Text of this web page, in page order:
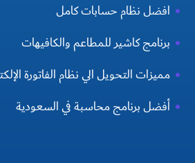
افضل نظام حسابات كامل
برنامج كاشير للمطاعم والكافيهات
مميزات التحويل الي نظام الفاتورة
أفضل برنامج محاسبة في السعودية